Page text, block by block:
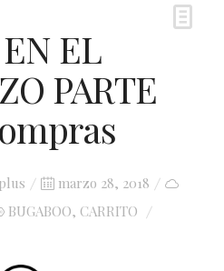
EL
PARTE
Posted
on
marzo 28, 2018
BUGABOO, CARRITO